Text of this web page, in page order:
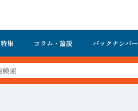
特集 コラム・論説 バックナンバー